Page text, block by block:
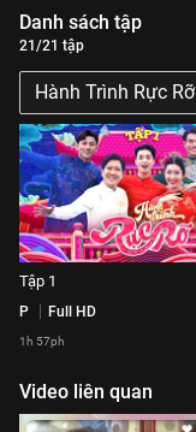
Danh sách tập
21/21 tập
Hành Trình Rực Rỡ
Tập 1
P Full HD
1h 57ph
Video liên quan